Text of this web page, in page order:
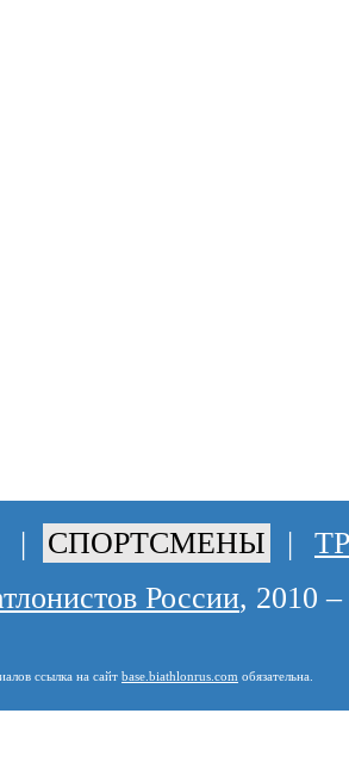
| СПОРТСМЕНЫ |
России, 2010
ссылка на сайт base.biathlonrus.com обязательна.